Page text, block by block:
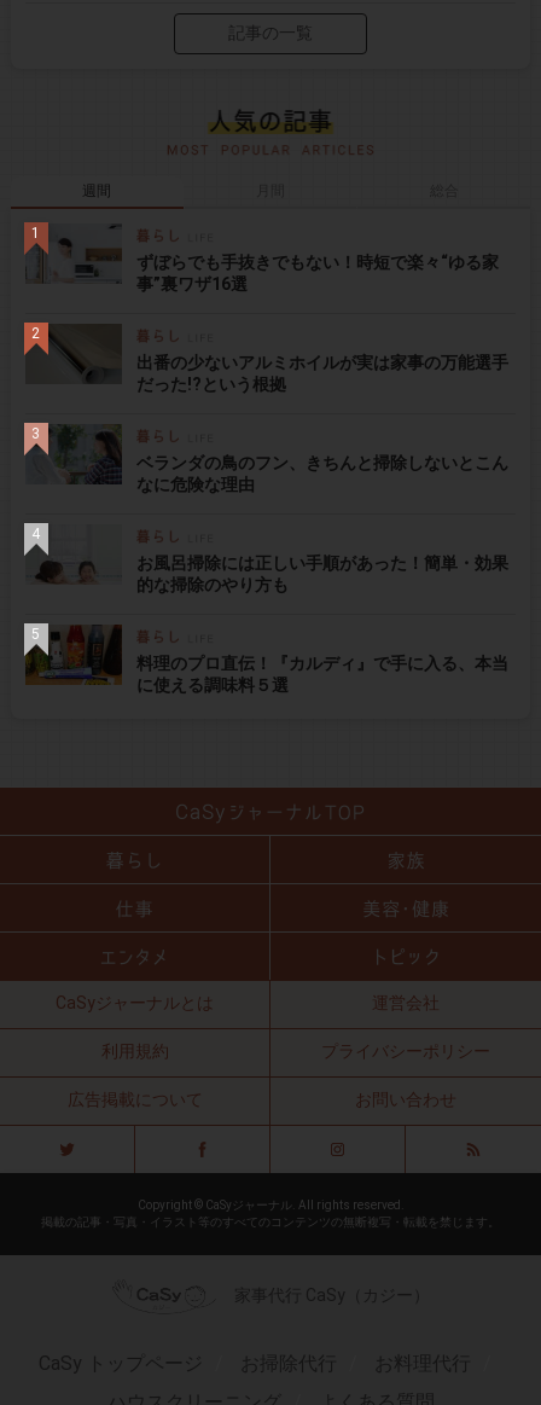
記事の一覧
週間
ずぼらでも手抜きでもない！時短で楽々“ゆる家
事”裏ワザ16選
出番の少ないアルミホイルが実は家事の万能選手
だった!?という根拠
ベランダの鳥のフン、きちんと掃除しないとこん
なに危険な理由
お風呂掃除には正しい手順があった！簡単・効果
的な掃除のやり方も
料理のプロ直伝！『カルディ』で手に入る、本当
に使える調味料５選
CaSyジャーナルとは 運営会社
利用規約 プライバシーポリシー
広告掲載について お問い合わせ
Copyright © CaSyジャーナル. All rights reserved.
掲載の記事・写真・イラスト等のすべてのコンテンツの無断複写・転載を禁じます。
家事代行 CaSy（カジー）
CaSy トップページ お掃除代行
お料理代行